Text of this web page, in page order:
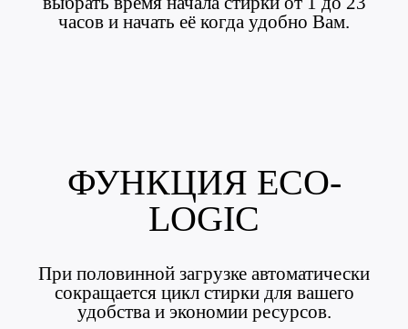
часов и начать её когда удобно Вам.
ФУНКЦИЯ ECO-
LOGIC
При половинной загрузке автоматически
сокращается цикл стирки для вашего
удобства и экономии ресурсов.